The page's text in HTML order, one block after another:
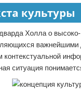
культуры
Холла о
контекстуальной
ситуация